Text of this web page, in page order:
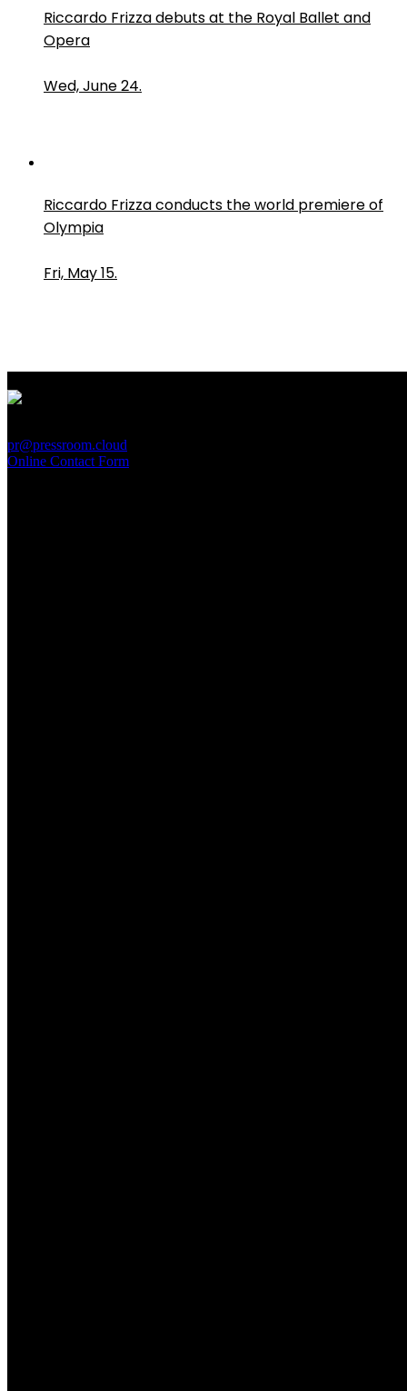
Riccardo Frizza debuts at the Royal Ballet and
Opera
Wed, June 24.
Riccardo Frizza conducts the world premiere of
Olympia
Fri, May 15.
pr@pressroom.cloud
Online Contact Form